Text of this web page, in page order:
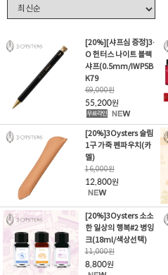
[20%][샤프심 증정]3·
O 헌터스 나이트 블랙
샤프(0.5mm/IWP5B
K79
69,000원
55,200원
[20%]3Oysters 슬림
1구 가죽 펜파우치(카
멜)
16,000원
12,800원
[20%]3Oysters 소소
한 일상의 행복#2 병잉
크(18ml/색상선택)
11,000원
8,800원